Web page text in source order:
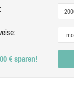
€ sparen!